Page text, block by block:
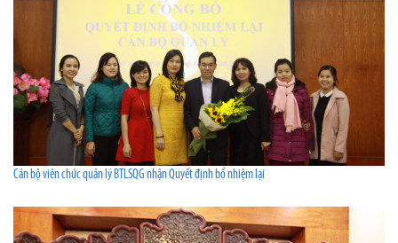
Cán bộ viên chức quản lý BTLSQG nhận Quyết định bổ nhiệm lại